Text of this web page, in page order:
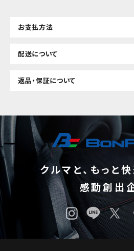
お支払方法
配送について
返品・保証について
クルマと、もっと
感動創出